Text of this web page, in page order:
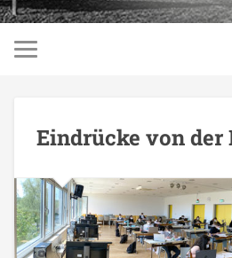
Eindrücke von der